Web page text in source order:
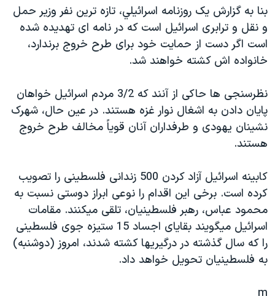
ویدیوها
فرهنگ و زندگی
حقوق شهروندی
علم و فناوری
اسرائیل در جنگ
گالری عکس
بایگانی برنامه‌های تلویزیونی
مستندها
انتخابات ریاست جمهوری آمریکا ۲۰۲۴
رمز مهسا
ورزش زنان در ایران
اعتراضات زن، زندگی، آزادی
تریبونال مردمی آبان ۹۸
دادگاه حمید نوری
چهل سال گروگان‌گیری
قانون شفافیت دارائی کادر رهبری ایران
دنبال کنید
زبانهای مختلف
بنا به گزارش يک روزنامه اسرائيلي، تازه ترين نفر وزير حمل
و نقل و ترابری اسرائيل است که در نامه ای تهديده شده
است اگر دست از حمايت خود برای طرح خروج برندارد،
خانواده اش کشته خواهند شد.
نظرسنجی ها حاکی از آنند که 3/2 مردم اسرائيل خواهان
پايان دادن به اشغال نوار غزه هستند. در عين حال، شهرک
نشينان يهودی و طرفداران آنان قوياً مخالف طرح خروج
هستند.
کابينه اسرائيل آزاد کردن 500 زندانی فلسطينی را تصويب
کرده است. برخی اين اقدام را نوعی ابراز دوستی نسبت به
محمود عباس، رهبر فلسطينيان، تلقی ميکنند. مقامات
اسرائيل ميگويند بقايای اجساد 15 ستيزه جوی فلسطينی
را که سال گذشته در درگيريها کشته شدند، امروز (دوشنبه)
به فلسطينيان تحويل خواهد داد.